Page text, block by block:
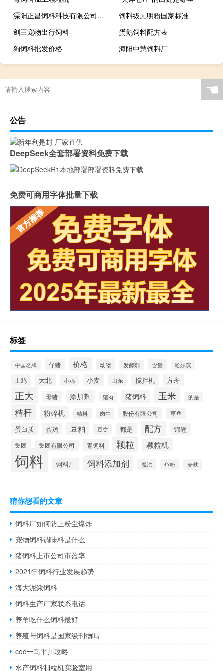
溧阳正昌饲料科技有限公司怎么样
饲料级元明粉国家标准
剑三宠物出行饲料
蛋鹅饲料配方表
狗饲料批发价格
海阳中慧饲料厂
☚
公告
DeepSeek全套部署资料免费下载
免费可商用字体批量下载
标签
中国名牌 仔猪 价格 动物 发酵剂 含量 哈尔滨
土鸡 大北 小鸡 小麦 山东 搅拌机 方舟
正大 母猪 添加剂 猪肉 猪饲料 玉米 的是
秸秆 粉碎机 精料 肉牛 股份有限公司 草鱼
蛋白质 蛋鸡 豆粕 豆饼 都是 配方 锦鲤
集团 集团有限公司 青饲料 颗粒 颗粒机
饲料 饲料厂 饲料添加剂 魔法 鱼粉 麦麸
猜你想看的文章
饲料厂如何防止粉尘爆炸
宠物饲料调味料是什么
猪饲料上市公司市盈率
2021年饲料行业发展趋势
海大泥鳅饲料
饲料生产厂家联系电话
养羊吃什么饲料最好
养殖与饲料是国家级刊物吗
coc一马平川攻略
水产饲料制粒机实验室用